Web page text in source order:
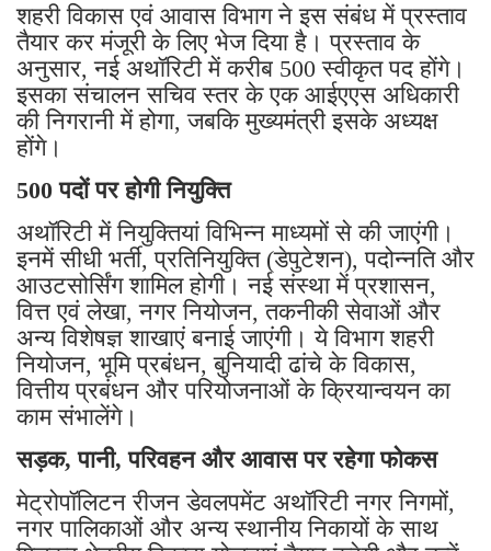
शहरी विकास एवं आवास विभाग ने इस संबंध में प्रस्ताव
तैयार कर मंजूरी के लिए भेज दिया है। प्रस्ताव के
अनुसार, नई अथॉरिटी में करीब 500 स्वीकृत पद होंगे।
इसका संचालन सचिव स्तर के एक आईएएस अधिकारी
की निगरानी में होगा, जबकि मुख्यमंत्री इसके अध्यक्ष
होंगे।
500 पदों पर होगी नियुक्ति
अथॉरिटी में नियुक्तियां विभिन्न माध्यमों से की जाएंगी।
इनमें सीधी भर्ती, प्रतिनियुक्ति (डेपुटेशन), पदोन्नति और
आउटसोर्सिंग शामिल होगी। नई संस्था में प्रशासन,
वित्त एवं लेखा, नगर नियोजन, तकनीकी सेवाओं और
अन्य विशेषज्ञ शाखाएं बनाई जाएंगी। ये विभाग शहरी
नियोजन, भूमि प्रबंधन, बुनियादी ढांचे के विकास,
वित्तीय प्रबंधन और परियोजनाओं के क्रियान्वयन का
काम संभालेंगे।
सड़क, पानी, परिवहन और आवास पर रहेगा फोकस
मेट्रोपॉलिटन रीजन डेवलपमेंट अथॉरिटी नगर निगमों,
नगर पालिकाओं और अन्य स्थानीय निकायों के साथ